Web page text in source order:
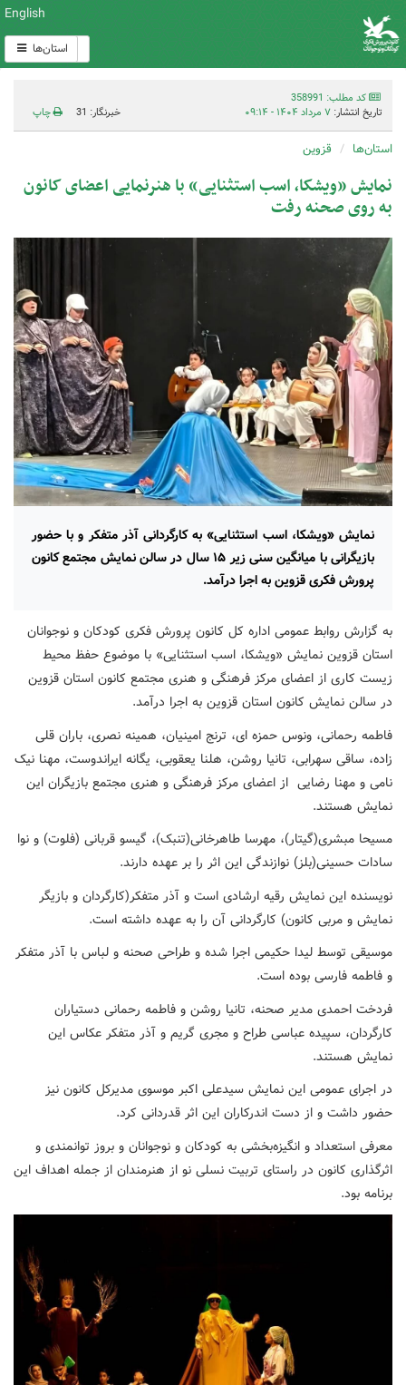
English
استان‌ها
کد مطلب: 358991
تاریخ انتشار: ۷ مرداد ۱۴۰۴ - ۰۹:۱۴ خبرنگار: 31 چاپ
استان‌ها قزوین
نمایش «ویشکا، اسب استثنایی» با هنرنمایی اعضای کانون
به روی صحنه رفت
نمایش «ویشکا، اسب استثنایی» به کارگردانی آذر متفکر و با حضور
بازیگرانی با میانگین سنی زیر ۱۵ سال در سالن نمایش مجتمع کانون
پرورش فکری قزوین به اجرا درآمد.
به گزارش روابط عمومی اداره کل کانون پرورش فکری کودکان و نوجوانان
استان قزوین نمایش «ویشکا، اسب استثنایی» با موضوع حفظ محیط
زیست کاری از اعضای مرکز فرهنگی و هنری مجتمع کانون استان قزوین
در سالن نمایش کانون استان قزوین به اجرا درآمد.
فاطمه رحمانی، ونوس حمزه ای، ترنج امینیان، همینه نصری، باران قلی
زاده، ساقی سهرابی، تانیا روشن، هلنا یعقوبی، یگانه ایراندوست، مهنا نیک
نامی و مهنا رضایی از اعضای مرکز فرهنگی و هنری مجتمع بازیگران این
نمایش هستند.
مسیحا مبشری(گیتار)، مهرسا طاهرخانی(تنبک)، گیسو قربانی (فلوت) و نوا
سادات حسینی(بلز) نوازندگی این اثر را بر عهده دارند.
نویسنده این نمایش رقیه ارشادی است و آذر متفکر(کارگردان و بازیگر
نمایش و مربی کانون) کارگردانی آن را به عهده داشته است.
موسیقی توسط لیدا حکیمی اجرا شده و طراحی صحنه و لباس با آذر متفکر
و فاطمه فارسی بوده است.
فردخت احمدی مدیر صحنه، تانیا روشن و فاطمه رحمانی دستیاران
کارگردان، سپیده عباسی طراح و مجری گریم و آذر متفکر عکاس این
نمایش هستند.
در اجرای عمومی این نمایش سیدعلی اکبر موسوی مدیرکل کانون نیز
حضور داشت و از دست اندرکاران این اثر قدردانی کرد.
معرفی استعداد و انگیزه‌بخشی به کودکان و نوجوانان و بروز توانمندی و
اثرگذاری کانون در راستای تربیت نسلی نو از هنرمندان از جمله اهداف این
برنامه بود.